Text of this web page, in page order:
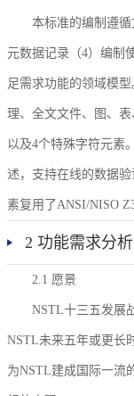
本标准的编制遵
元数据记录（4）编制
足需求功能的领域模
理、全文文件、图、
以及4个特殊字符元素
述，支持在线的数据
素复用了ANSI/NISO
2 功能需求分析
2.1 愿景
NSTL十三五发展
NSTL未来五年或更长
为NSTL建成国际一流